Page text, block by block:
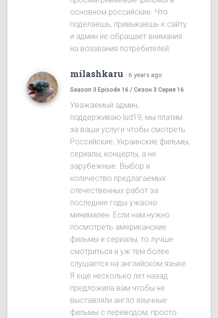
основном российские. Что
поделаешь, привыкаешь к сайту
и админ не обращает внимания
на воззвания потребителей.
milashkaru · 6 years ago
Season 3 Episode 16 / Сезон 3 Серия 16
Уважаемый админ,
поддерживаю lud19, мы платим
за ваши услуги чтобы смотреть
Российские, Украинские фильмы,
сериалы, концерты, а не
зарубежные. Выбор и
количество предлагаемых
отечественных работ за
последние годы ужасно
минимален. Если нам нужно
посмотреть американские
фильмы и сериалы, то лучше
смотриться и уж тем более
слушается на английском языке.
Я еще несколько лет назад
предложила вам чтобы не
выставляли англо язычные
фильмы с переводом, просто